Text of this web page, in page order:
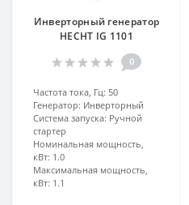
Инверторный генератор
HECHT IG 1101
0
Частота тока, Гц: 50
Генератор: Инверторный
Система запуска: Ручной
стартер
Номинальная мощность,
кВт: 1.0
Максимальная мощность,
кВт: 1.1